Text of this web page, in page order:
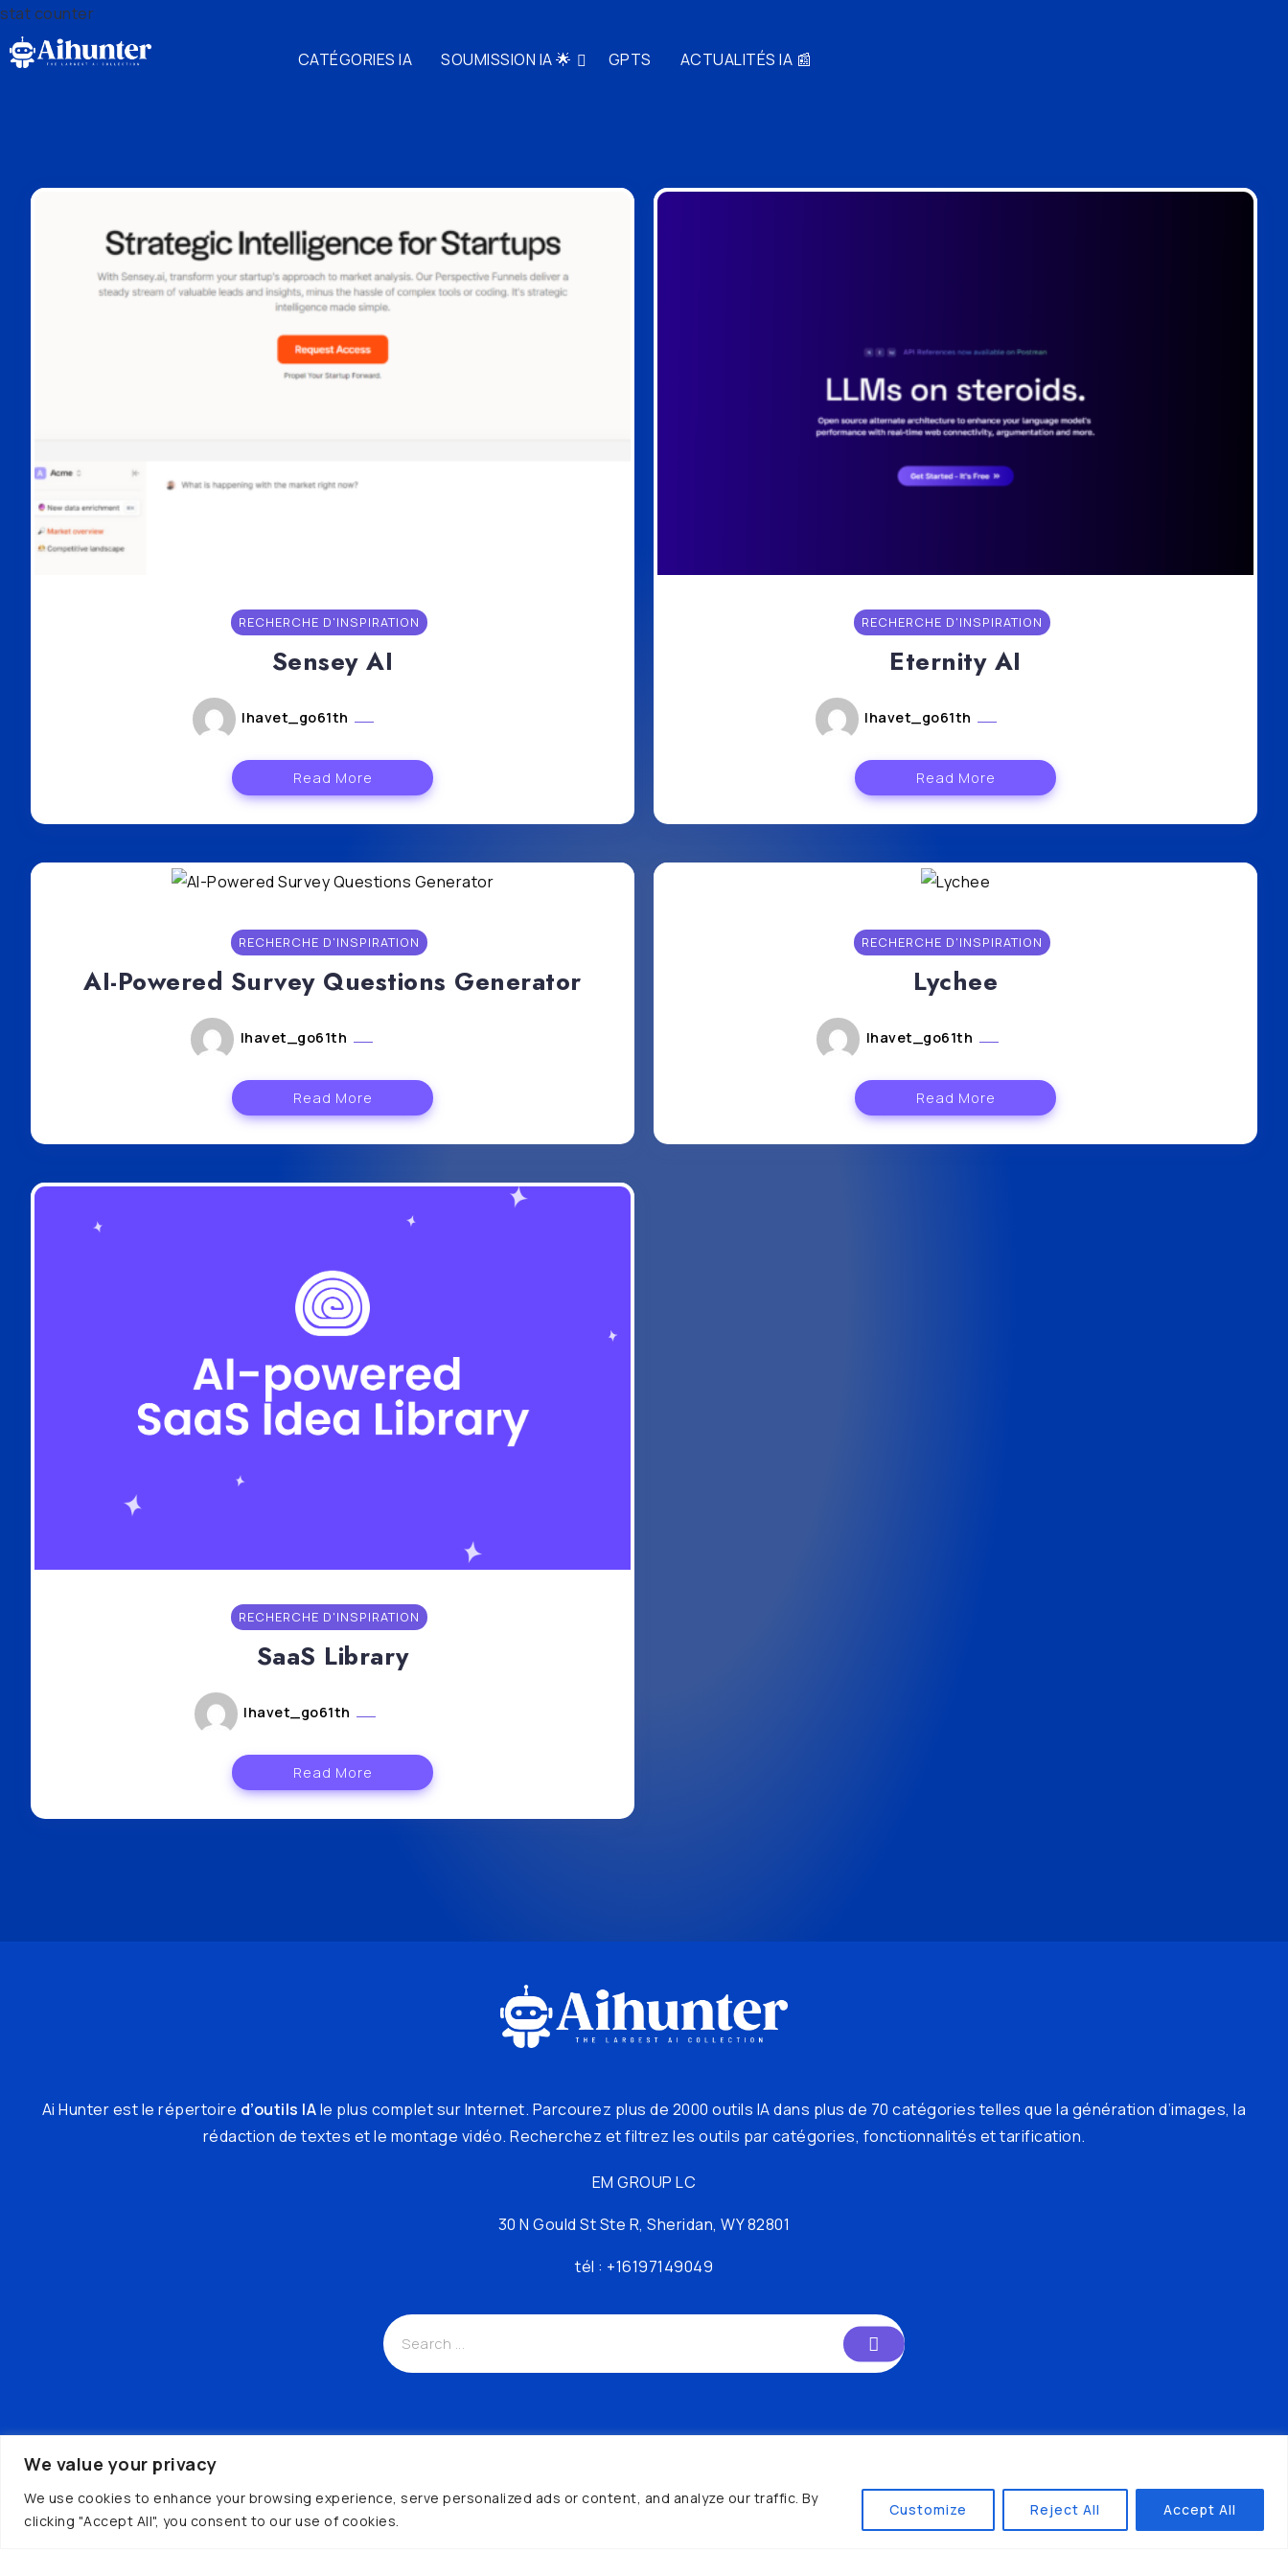
We value your privacy
We use cookies to enhance your browsing experience, serve personalized ads or content, and analyze our traffic. By
clicking "Accept All", you consent to our use of cookies.
Customize Reject All Accept All
stat counter
CATÉGORIES IA SOUMISSION IA 🌟 GPTS ACTUALITÉS IA 📰
RECHERCHE D'INSPIRATION
Sensey AI
lhavet_go61th
Read More
RECHERCHE D'INSPIRATION
Eternity AI
lhavet_go61th
Read More
RECHERCHE D'INSPIRATION
AI-Powered Survey Questions Generator
lhavet_go61th
Read More
RECHERCHE D'INSPIRATION
Lychee
lhavet_go61th
Read More
RECHERCHE D'INSPIRATION
SaaS Library
lhavet_go61th
Read More
Ai Hunter est le répertoire d’outils IAle plus complet sur Internet. Parcourez plus de 2000 outils IA dans plus de 70 catégories telles que la génération d’images, la
rédaction de textes et le montage vidéo. Recherchez et filtrez les outils par catégories, fonctionnalités et tarification.
EM GROUP LC
30 N Gould St Ste R, Sheridan, WY 82801
tél : +16197149049